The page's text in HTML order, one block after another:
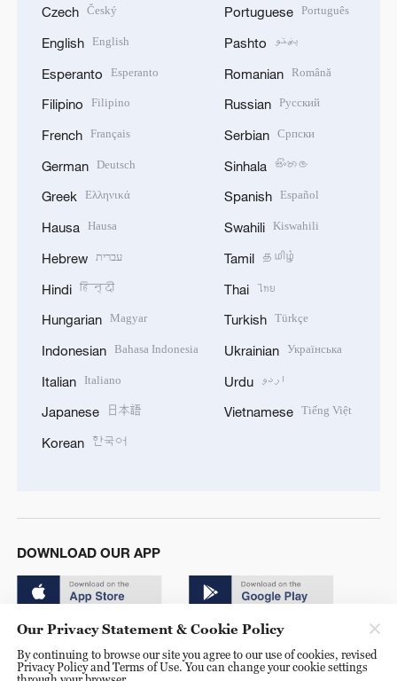
Czech Český
English English
Esperanto Esperanto
Filipino Filipino
French Français
German Deutsch
Greek Ελληνικά
Hausa Hausa
Hebrew עברית
Hindi हिन्दी
Hungarian Magyar
Indonesian Bahasa Indonesia
Italian Italiano
Japanese 日本語
Korean 한국어
Portuguese Português
Pashto پښتو
Romanian Română
Russian Русский
Serbian Српски
Sinhala සිංහල
Spanish Español
Swahili Kiswahili
Tamil தமிழ்
Thai ไทย
Turkish Türkçe
Ukrainian Українська
Urdu اردو
Vietnamese Tiếng Việt
DOWNLOAD OUR APP
Our Privacy Statement & Cookie Policy
By continuing to browse our site you agree to our use of cookies, revised
Privacy Policy and Terms of Use. You can change your cookie settings